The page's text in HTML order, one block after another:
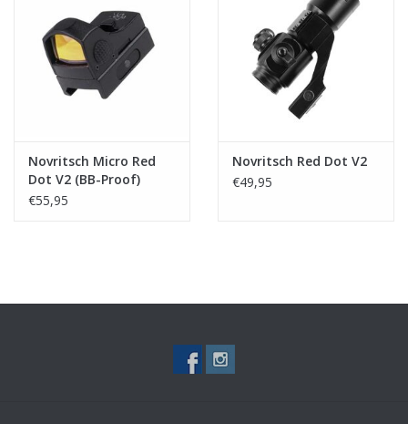
Tactical Equipment
Merken
Novritsch Micro Red
Dot V2 (BB-Proof)
€55,95
Novritsch Red Dot V2
€49,95